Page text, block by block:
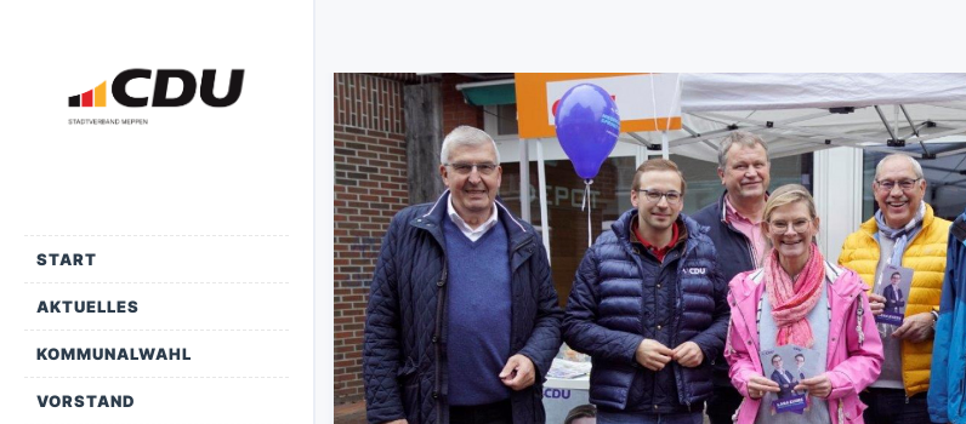
START
AKTUELLES
KOMMUNALWAHL
VORSTAND